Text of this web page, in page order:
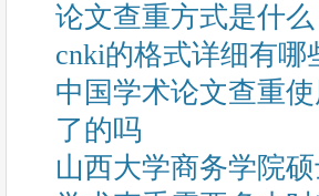
论文查重方式是什
cnki的格式详细有哪
中国学术论文查重
了的吗
山西大学商务学院